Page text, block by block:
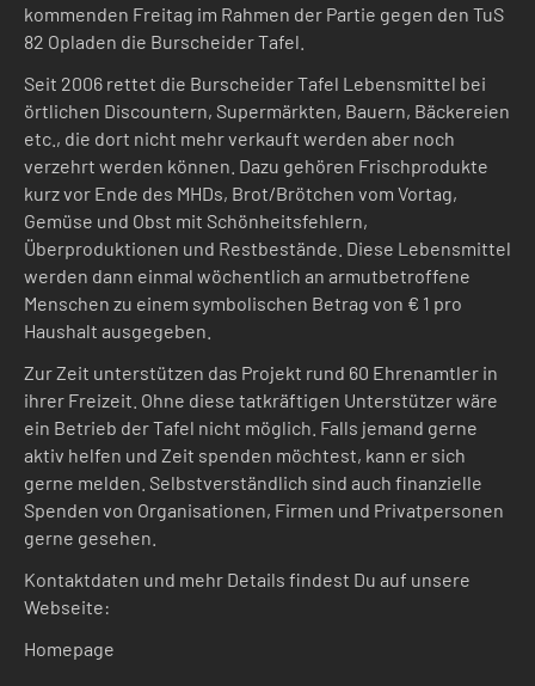
kommenden Freitag im Rahmen der Partie gegen den TuS
82 Opladen die Burscheider Tafel.
Seit 2006 rettet die Burscheider Tafel Lebensmittel bei
örtlichen Discountern, Supermärkten, Bauern, Bäckereien
etc., die dort nicht mehr verkauft werden aber noch
verzehrt werden können. Dazu gehören Frischprodukte
kurz vor Ende des MHDs, Brot/Brötchen vom Vortag,
Gemüse und Obst mit Schönheitsfehlern,
Überproduktionen und Restbestände. Diese Lebensmittel
werden dann einmal wöchentlich an armutbetroffene
Menschen zu einem symbolischen Betrag von € 1 pro
Haushalt ausgegeben.
Zur Zeit unterstützen das Projekt rund 60 Ehrenamtler in
ihrer Freizeit. Ohne diese tatkräftigen Unterstützer wäre
ein Betrieb der Tafel nicht möglich. Falls jemand gerne
aktiv helfen und Zeit spenden möchtest, kann er sich
gerne melden. Selbstverständlich sind auch finanzielle
Spenden von Organisationen, Firmen und Privatpersonen
gerne gesehen.
Kontaktdaten und mehr Details findest Du auf unsere
Webseite:
Homepage